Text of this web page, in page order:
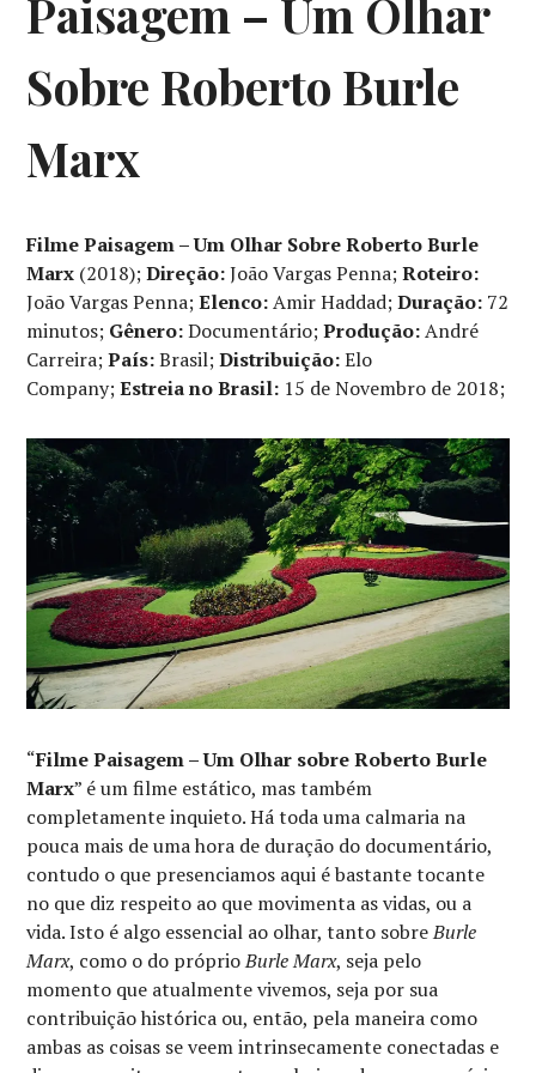
Paisagem – Um Olhar
Sobre Roberto Burle
Marx
Filme Paisagem – Um Olhar Sobre Roberto Burle
Marx (2018);Direção:João Vargas Penna;Roteiro:
João Vargas Penna;Elenco:Amir Haddad;Duração: 72
minutos; Gênero:Documentário;Produção:André
Carreira;País:Brasil;Distribuição:Elo
Company;Estreia no Brasil: 15 de Novembro de 2018;
“Filme Paisagem – Um Olhar sobre Roberto Burle
Marx” é um filme estático, mas também
completamente inquieto. Há toda uma calmaria na
pouca mais de uma hora de duração do documentário,
contudo o que presenciamos aqui é bastante tocante
no que diz respeito ao que movimenta as vidas, ou a
vida. Isto é algo essencial ao olhar, tanto sobreBurle
Marx, como o do próprioBurle Marx, seja pelo
momento que atualmente vivemos, seja por sua
contribuição histórica ou, então, pela maneira como
ambas as coisas se veem intrinsecamente conectadas e